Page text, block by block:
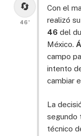
🔄
46'
Con el
realizó
46 del
México.
campo
intento
cambiar
La
segundo
técnico